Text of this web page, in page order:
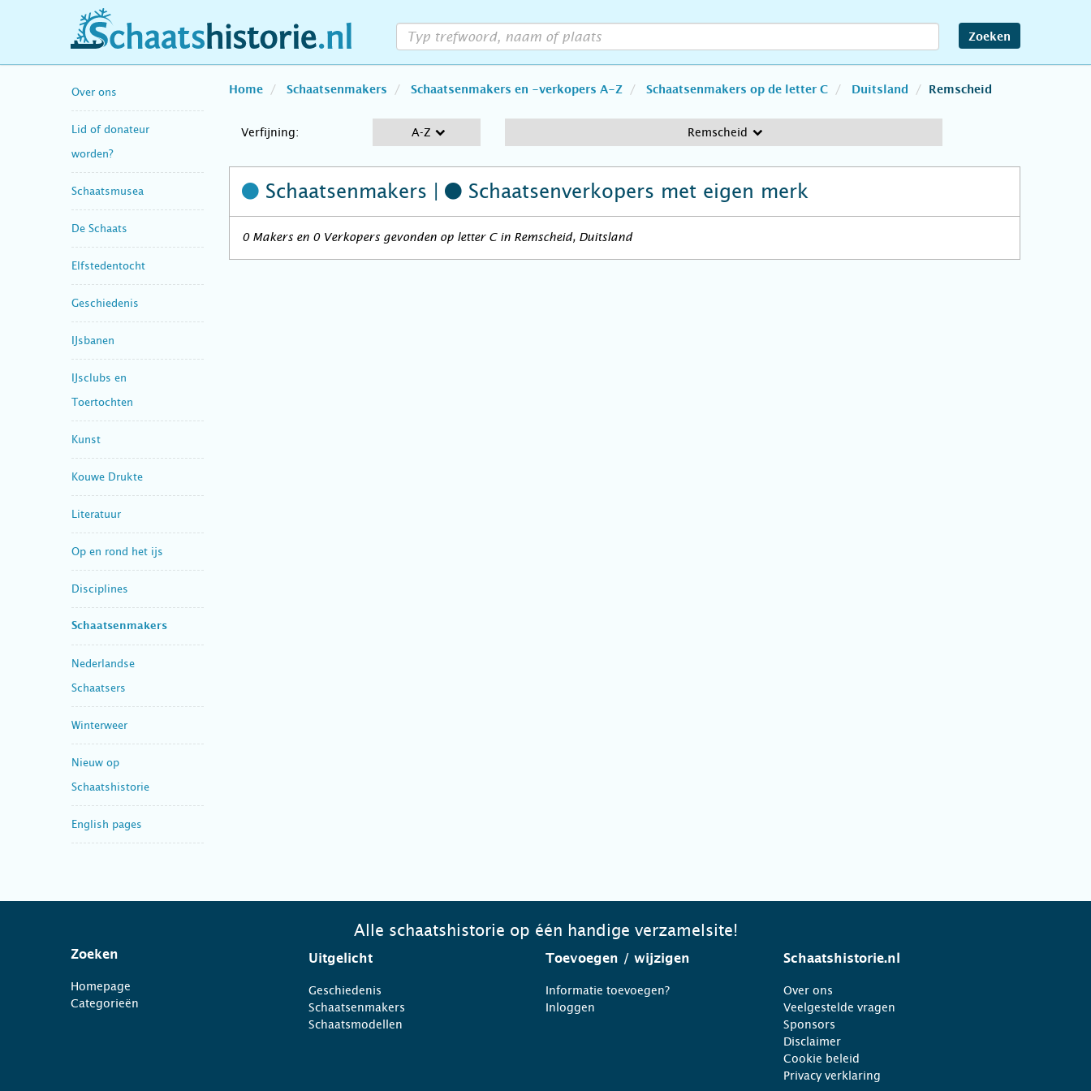
schaatshistorie.nl Zoeken
Over ons
Lid of donateur
worden?
Schaatsmusea
De Schaats
Elfstedentocht
Geschiedenis
IJsbanen
IJsclubs en
Toertochten
Kunst
Kouwe Drukte
Literatuur
Op en rond het ijs
Disciplines
Schaatsenmakers
Nederlandse
Schaatsers
Winterweer
Nieuw op
Schaatshistorie
English pages
Home Schaatsenmakers Schaatsenmakers en -verkopers A-Z Schaatsenmakers op de letter C Duitsland Remscheid
Verfijning: A-Z Remscheid
Schaatsenmakers | Schaatsenverkopers met eigen merk
0 Makers en 0 Verkopers gevonden op letter C in Remscheid, Duitsland
Alle schaatshistorie op één handige verzamelsite!
Zoeken
Homepage
Categorieën
Uitgelicht
Geschiedenis
Schaatsenmakers
Schaatsmodellen
Toevoegen / wijzigen
Informatie toevoegen?
Inloggen
Schaatshistorie.nl
Over ons
Veelgestelde vragen
Sponsors
Disclaimer
Cookie beleid
Privacy verklaring